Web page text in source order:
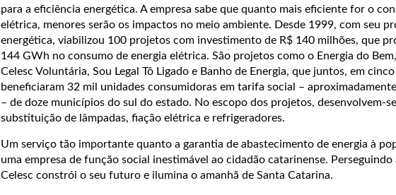
para a eficiência energética. A empresa sabe que quanto mais eficiente for o
elétrica, menores serão os impactos no meio ambiente. Desde 1999, com seu
energética, viabilizou 100 projetos com investimento de R$ 140 milhões, que
144 GWh no consumo de energia elétrica. São projetos como o Energia do
Celesc Voluntária, Sou Legal Tô Ligado e Banho de Energia, que juntos, em
beneficiaram 32 mil unidades consumidoras em tarifa social –
– de doze municípios do sul do estado. No escopo dos projetos, desenvolvem-
substituição de lâmpadas, fiação elétrica e refrigeradores.
Um serviço tão importante quanto a garantia de abastecimento de energia à
uma empresa de função social inestimável ao cidadão catarinense.
Celesc constrói o seu futuro e ilumina o amanhã de Santa Catarina.